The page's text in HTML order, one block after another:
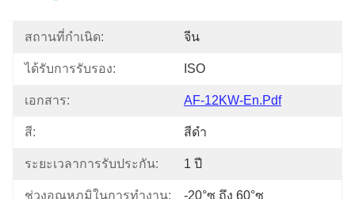
สถานที่กำเนิด: จีน
ได้รับการรับรอง: ISO
เอกสาร: AF-12KW-En.pdf
สี: สีดำ
ระยะเวลาการรับประกัน: 1 ปี
ช่วงอุณหภูมิในการทำงาน: -20°ซ ถึง 60°ซ